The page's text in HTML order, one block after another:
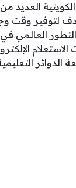
الكويتية العديد
لتوفير وقت
العالمي
الدوائر